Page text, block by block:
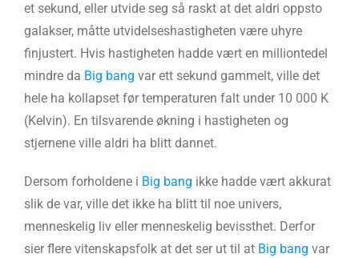
et sekund, eller utvide seg så raskt at det aldri oppsto
galakser, måtte utvidelseshastigheten være uhyre
finjustert. Hvis hastigheten hadde vært en milliontedel
mindre da Big bang var ett sekund gammelt, ville det
hele ha kollapset før temperaturen falt under 10 000 K
(Kelvin). En tilsvarende økning i hastigheten og
stjernene ville aldri ha blitt dannet.
Dersom forholdene i Big bang ikke hadde vært akkurat
slik de var, ville det ikke ha blitt til noe univers,
menneskelig liv eller menneskelig bevissthet. Derfor
sier flere vitenskapsfolk at det ser ut til at Big bang var